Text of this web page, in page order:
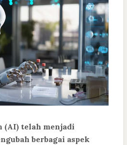
(AI) telah menjadi
berbagai aspek